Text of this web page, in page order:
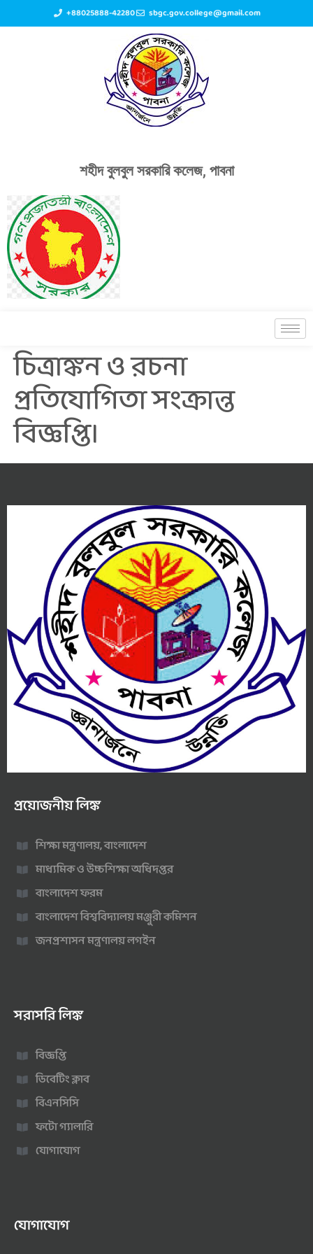
+88025888-42280 sbgc.gov.college@gmail.com
শহীদ বুলবুল সরকারি কলেজ, পাবনা
চিত্রাঙ্কন ও রচনা
প্রতিযোগিতা সংক্রান্ত
বিজ্ঞপ্তি।
প্রয়োজনীয় লিঙ্ক
শিক্ষা মন্ত্রণালয়, বাংলাদেশ
মাধ্যমিক ও উচ্চশিক্ষা অধিদপ্তর
বাংলাদেশ ফরম
বাংলাদেশ বিশ্ববিদ্যালয় মঞ্জুরী কমিশন
জনপ্রশাসন মন্ত্রণালয় লগইন
সরাসরি লিঙ্ক
বিজ্ঞপ্তি
ডিবেটিং ক্লাব
বিএনসিসি
ফটো গ্যালারি
যোগাযোগ
যোগাযোগ